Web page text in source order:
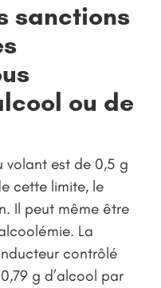
sanctions
ou de
volant est de 0,5 g
cette limite, le
Il peut même être
La
contrôlé
g d’alcool par